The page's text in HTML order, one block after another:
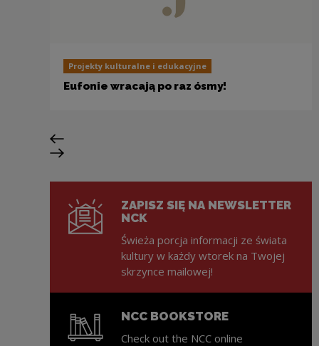
Projekty kulturalne i edukacyjne
Eufonie wracają po raz ósmy!
Previous slide
Next slide
ZAPISZ SIĘ NA NEWSLETTER
NCK
Świeża porcja informacji ze świata
kultury w każdy wtorek na Twojej
skrzynce mailowej!
NCC BOOKSTORE
Check out the NCC online